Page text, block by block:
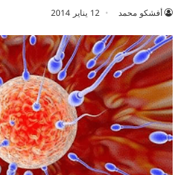
أفشكو محمد 12 يناير 2014